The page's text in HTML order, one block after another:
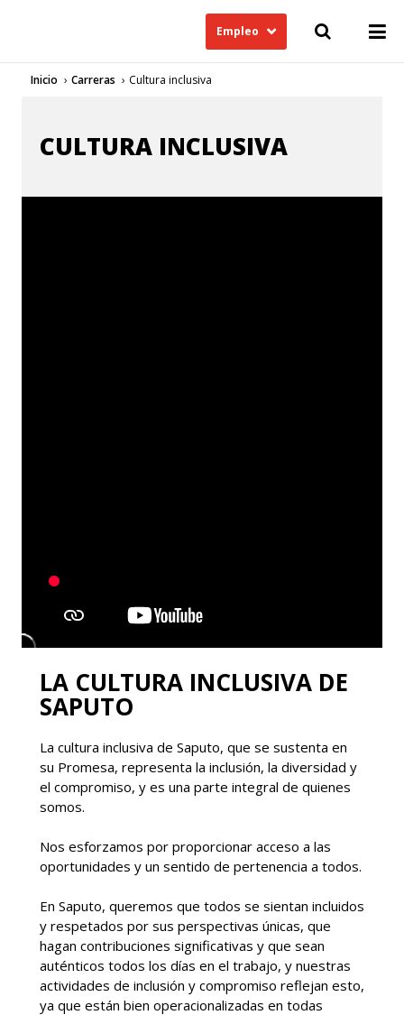
Empleo
Inicio Carreras Cultura inclusiva
CULTURA INCLUSIVA
LA CULTURA INCLUSIVA DE
SAPUTO
La cultura inclusiva de Saputo, que se sustenta en
su Promesa, representa la inclusión, la diversidad y
el compromiso, y es una parte integral de quienes
somos.
Nos esforzamos por proporcionar acceso a las
oportunidades y un sentido de pertenencia a todos.
En Saputo, queremos que todos se sientan incluidos
y respetados por sus perspectivas únicas, que
hagan contribuciones significativas y que sean
auténticos todos los días en el trabajo, y nuestras
actividades de inclusión y compromiso reflejan esto,
ya que están bien operacionalizadas en todas